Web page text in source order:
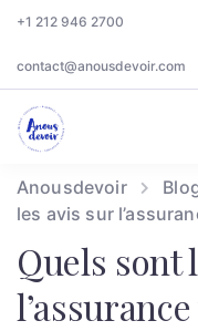
+1 212 946 2700
contact@anousdevoir.com
Anousdevoir
les avis sur
Quels sont